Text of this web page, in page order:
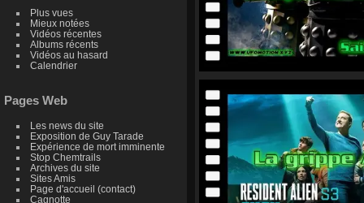
Plus vues
Mieux notées
Vidéos récentes
Albums récents
Vidéos au hasard
Calendrier
Pages Web
Les news du site
Exposition de Guy Tarade
Expérience de mort imminente
Stop Chemtrails
Archives du site
Sites Amis
Page d'accueil (contact)
Cagnotte